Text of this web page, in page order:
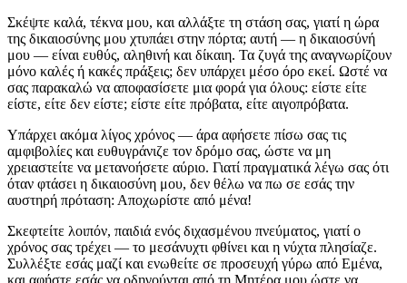
Σκέψτε καλά, τέκνα μου, και αλλάξτε τη στάση σας, γιατί η ώρα
της δικαιοσύνης μου χτυπάει στην πόρτα; αυτή — η δικαιοσύνή
μου — είναι ευθύς, αληθινή και δίκαιη. Τα ζυγά της αναγνωρίζουν
μόνο καλές ή κακές πράξεις; δεν υπάρχει μέσο όρο εκεί. Ωστέ να
σας παρακαλώ να αποφασίσετε μια φορά για όλους: είστε είτε
είστε, είτε δεν είστε; είστε είτε πρόβατα, είτε αιγοπρόβατα.
Υπάρχει ακόμα λίγος χρόνος — άρα αφήσετε πίσω σας τις
αμφιβολίες και ευθυγράνιζε τον δρόμο σας, ώστε να μη
χρειαστείτε να μετανοήσετε αύριο. Γιατί πραγματικά λέγω σας ότι
όταν φτάσει η δικαιοσύνη μου, δεν θέλω να πω σε εσάς την
αυστηρή πρόταση: Αποχωρίστε από μένα!
Σκεφτείτε λοιπόν, παιδιά ενός διχασμένου πνεύματος, γιατί ο
χρόνος σας τρέχει — το μεσάνυχτι φθίνει και η νύχτα πλησίαζε.
Συλλέξτε εσάς μαζί και ενωθείτε σε προσευχή γύρω από Εμένα,
και αφήστε εσάς να οδηγούνται από τη Μητέρα μου ώστε να